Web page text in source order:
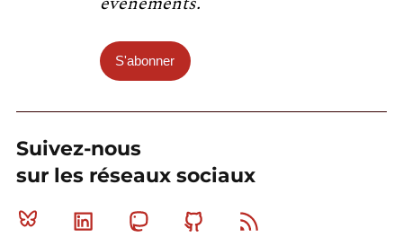
S'abonner
Suivez-nous
sur les réseaux sociaux
Bluesky Linkedin MastodonGithub